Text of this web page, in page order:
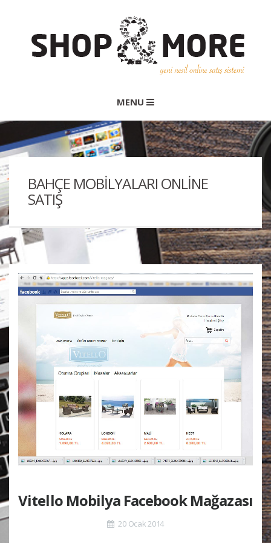
MENU
BAHÇE MOBILYALARI ONLINE
SATIŞ
Vitello Mobilya Facebook Mağazası
20 Ocak 2014